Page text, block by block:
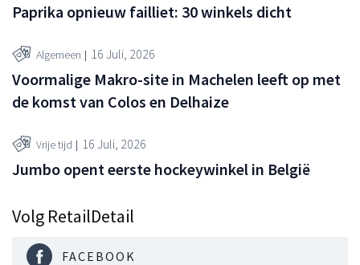
Paprika opnieuw failliet: 30 winkels dicht
Algemeen 16 Juli, 2026
Voormalige Makro-site in Machelen leeft op met
de komst van Colos en Delhaize
Vrije tijd 16 Juli, 2026
Jumbo opent eerste hockeywinkel in België
Volg RetailDetail
FACEBOOK